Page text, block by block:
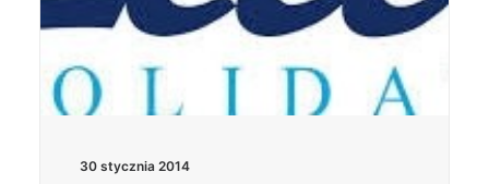
30 stycznia 2014